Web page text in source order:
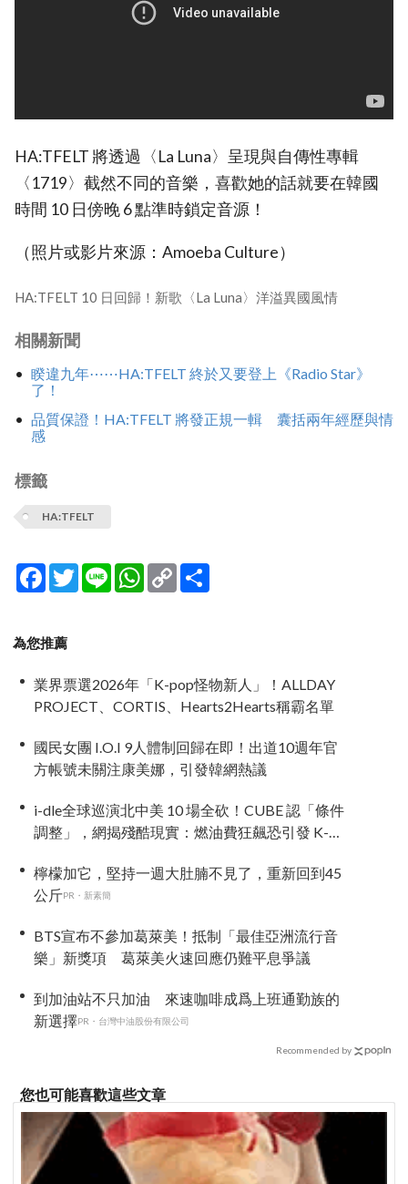
HA:TFELT 將透過〈La Luna〉呈現與自傳性專輯
〈1719〉截然不同的音樂，喜歡她的話就要在韓國
時間 10 日傍晚 6 點準時鎖定音源！
（照片或影片來源：Amoeba Culture）
HA:TFELT 10 日回歸！新歌〈La Luna〉洋溢異國風情
相關新聞
睽違九年⋯⋯HA:TFELT 終於又要登上《Radio Star》
了！
品質保證！HA:TFELT 將發正規一輯 囊括兩年經歷與情
感
標籤
HA:TFELT
Facebook
TwitterLine WhatsApp
Copy
Link
為您推薦
業界票選2026年「K-pop怪物新人」！ALLDAY
PROJECT、CORTIS、Hearts2Hearts稱霸名單
國民女團 I.O.I 9人體制回歸在即！出道10週年官
方帳號未關注康美娜，引發韓網熱議
i-dle全球巡演北中美 10 場全砍！CUBE 認「條件
調整」，網揭殘酷現實：燃油費狂飆恐引發 K-
檸檬加它，堅持一週大肚腩不見了，重新回到45
公斤PR・新素簡
BTS宣布不參加葛萊美！抵制「最佳亞洲流行音
樂」新獎項 葛萊美火速回應仍難平息爭議
到加油站不只加油 來速咖啡成爲上班通勤族的
新選擇PR・台灣中油股份有限公司
Recommended by
您也可能喜歡這些文章